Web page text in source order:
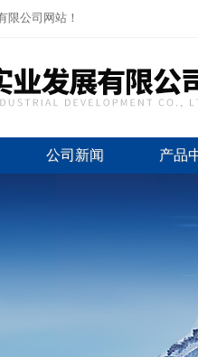
限公司网站！
公司新闻 产品